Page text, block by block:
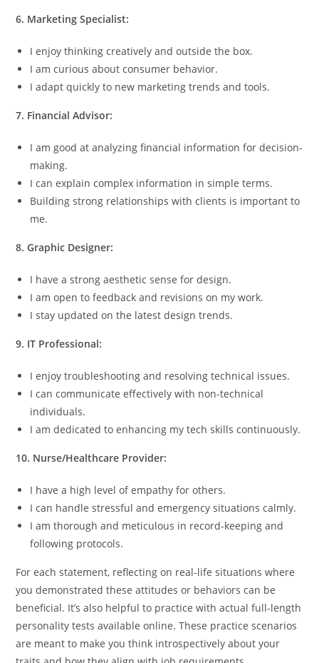
6. Marketing Specialist:
I enjoy thinking creatively and outside the box.
I am curious about consumer behavior.
I adapt quickly to new marketing trends and tools.
7. Financial Advisor:
I am good at analyzing financial information for decision-
making.
I can explain complex information in simple terms.
Building strong relationships with clients is important to
me.
8. Graphic Designer:
I have a strong aesthetic sense for design.
I am open to feedback and revisions on my work.
I stay updated on the latest design trends.
9. IT Professional:
I enjoy troubleshooting and resolving technical issues.
I can communicate effectively with non-technical
individuals.
I am dedicated to enhancing my tech skills continuously.
10. Nurse/Healthcare Provider:
I have a high level of empathy for others.
I can handle stressful and emergency situations calmly.
I am thorough and meticulous in record-keeping and
following protocols.
For each statement, reflecting on real-life situations where
you demonstrated these attitudes or behaviors can be
beneficial. It’s also helpful to practice with actual full-length
personality tests available online. These practice scenarios
are meant to make you think introspectively about your